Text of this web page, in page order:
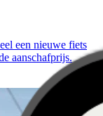
een nieuwe fiets
aanschafprijs.